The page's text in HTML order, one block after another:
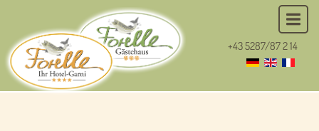
+43 5287/87 2 14